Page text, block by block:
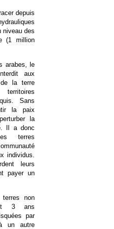
depuis
niveau des
(1 million
arabes, le
aux
de la terre
Sans
la paix
la
Il a donc
terres
individus.
leurs
payer un
non
3 ans
par
un autre